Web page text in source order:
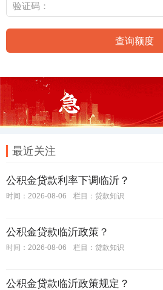
查询额度
最近关注
公积金贷款利率下调临沂？
时间：2026-08-06 栏目： 贷款知识
公积金贷款临沂政策？
时间：2026-08-06 栏目： 贷款知识
公积金贷款临沂政策规定？